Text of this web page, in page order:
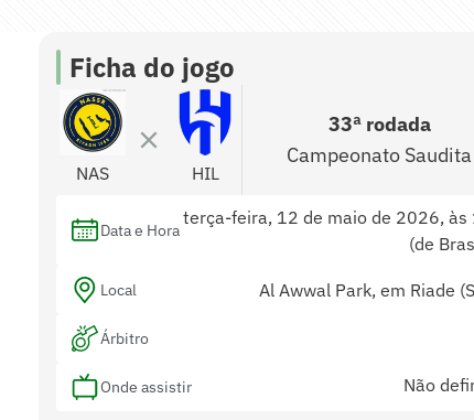
Ficha do jogo
NAS HIL
33ª rodada
Campeonato Saudita
Data e Hora
terça-feira, 12 de maio de 2026, às
(de
Local Al Awwal Park, em Riade
Árbitro
Onde assistir Não